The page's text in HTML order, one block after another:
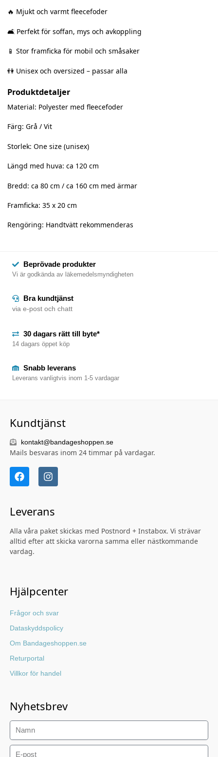
🔥 Mjukt och varmt fleecefoder
🛋️ Perfekt för soffan, mys och avkoppling
📱 Stor framficka för mobil och småsaker
👫 Unisex och oversized – passar alla
Produktdetaljer
Material: Polyester med fleecefoder
Färg: Grå / Vit
Storlek: One size (unisex)
Längd med huva: ca 120 cm
Bredd: ca 80 cm / ca 160 cm med ärmar
Framficka: 35 x 20 cm
Rengöring: Handtvätt rekommenderas
Beprövade produkter
Vi är godkända av läkemedelsmyndigheten
Bra kundtjänst
via e-post och chatt
30 dagars rätt till byte*
14 dagars öppet köp
Snabb leverans
Leverans vanligtvis inom 1-5 vardagar
Kundtjänst
kontakt@bandageshoppen.se
Mails besvaras inom 24 timmar på vardagar.
Leverans
Alla våra paket skickas med Postnord + Instabox. Vi strävar
alltid efter att skicka varorna samma eller nästkommande
vardag.
Hjälpcenter
Frågor och svar
Dataskyddspolicy
Om Bandageshoppen.se
Returportal
Villkor för handel
Nyhetsbrev